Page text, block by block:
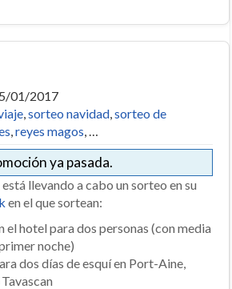
01/2017
,sorteo navidad,sorteo de
,reyes magos, …
ya pasada.
llevando a cabo un sorteo en su
en el que sortean:
el hotel para dos personas (con media
noche)
dos días de esquí en Port-Aine,